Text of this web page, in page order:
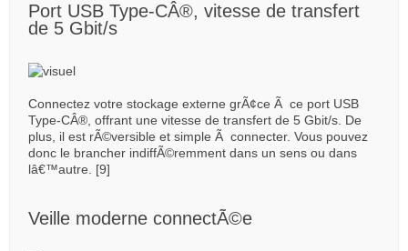
Port USB Type-CÂ®, vitesse de transfert
de 5 Gbit/s
Connectez votre stockage externe grÃ¢ce Ã ce port USB
Type-CÂ®, offrant une vitesse de transfert de 5 Gbit/s. De
plus, il est rÃ©versible et simple Ã connecter. Vous pouvez
donc le brancher indiffÃ©remment dans un sens ou dans
lâ€™autre. [9]
Veille moderne connectÃ©e